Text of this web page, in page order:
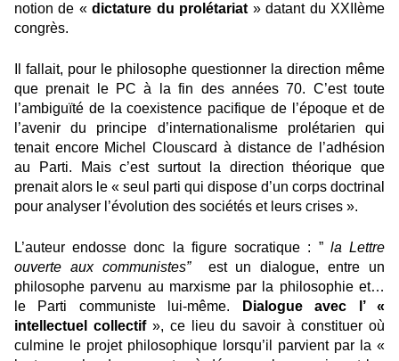
notion de « dictature du prolétariat » datant du XXIIème
congrès.
Il fallait, pour le philosophe questionner la direction même
que prenait le PC à la fin des années 70. C’est toute
l’ambiguïté de la coexistence pacifique de l’époque et de
l’avenir du principe d’internationalisme prolétarien qui
tenait encore Michel Clouscard à distance de l’adhésion
au Parti. Mais c’est surtout la direction théorique que
prenait alors le « seul parti qui dispose d’un corps doctrinal
pour analyser l’évolution des sociétés et leurs crises ».
L’auteur endosse donc la figure socratique : ” la Lettre
ouverte aux communistes” est un dialogue, entre un
philosophe parvenu au marxisme par la philosophie et…
le Parti communiste lui-même.
Dialogue avec l’ «
intellectuel collectif », ce lieu du savoir à constituer où
culmine le projet philosophique lorsqu’il parvient par la «